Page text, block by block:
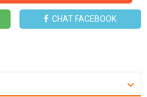
CHAT FACEBOOK